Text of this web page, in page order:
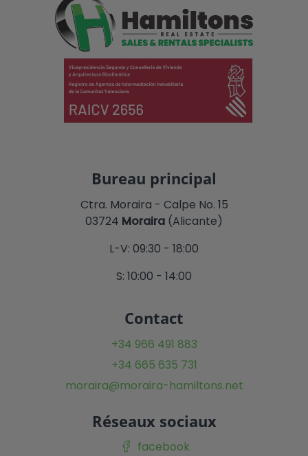
Bureau principal
Ctra. Moraira - Calpe No. 15
03724 Moraira (Alicante)
L-V: 09:30 - 18:00
S: 10:00 - 14:00
Contact
+34 966 491 883
+34 665 635 731
moraira@moraira-hamiltons.net
Réseaux sociaux
facebook